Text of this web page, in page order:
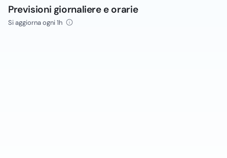
Previsioni giornaliere e orarie
Si aggiorna ogni 1h